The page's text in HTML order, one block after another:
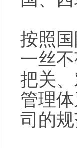
按照
一丝
把关
管理
司的